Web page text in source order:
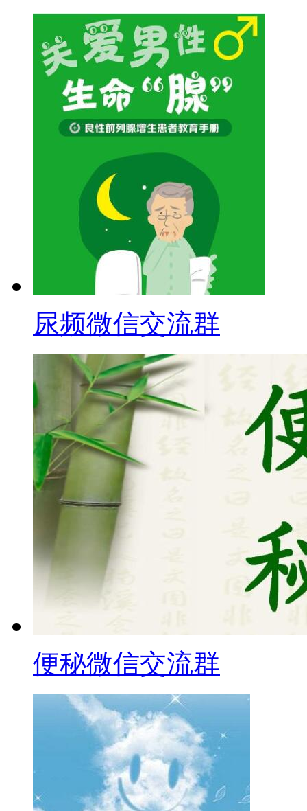
尿频微信交流群
便秘微信交流群